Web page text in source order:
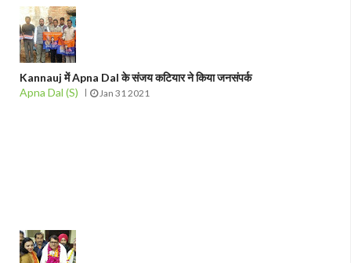
Kannauj में Apna Dal के संजय कटियार ने किया जनसंपर्क
Apna Dal (S)
Jan 31 2021